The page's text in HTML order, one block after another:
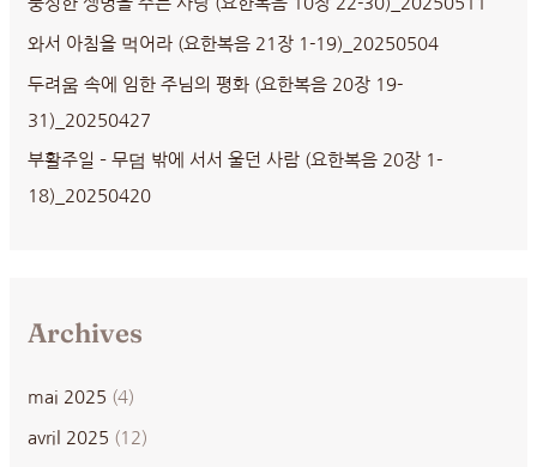
와서 아침을 먹어라 (요한복음 21장 1-19)_20250504
두려움 속에 임한 주님의 평화 (요한복음 20장 19-
31)_20250427
부활주일 – 무덤 밖에 서서 울던 사람 (요한복음 20장 1-
18)_20250420
Archives
mai 2025 (4)
avril 2025 (12)